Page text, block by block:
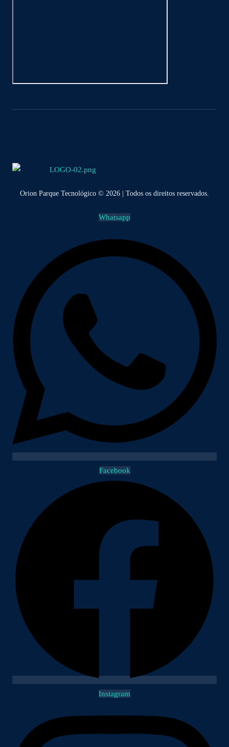
Orion Parque Tecnológico © 2026 | Todos os direitos reservados.
Whatsapp
Facebook
Instagram